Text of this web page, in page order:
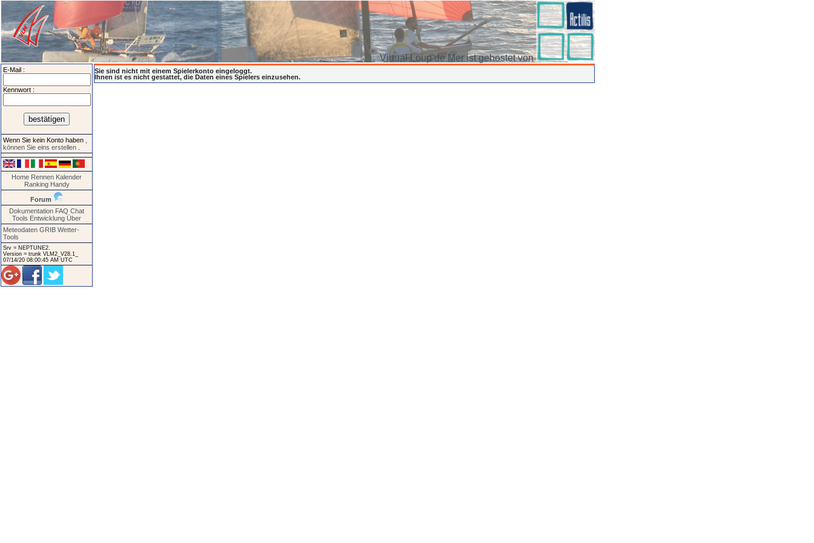
Virtual Loup de Mer ist gehostet von
E-Mail :
Kennwort :
Wenn Sie kein Konto haben
können Sie eins erstellen
Home Rennen Kalender
Ranking Handy
Forum
Dokumentation FAQ Chat
Tools Entwicklung Über
Meteodaten GRIB Wetter-
Tools
Srv = NEPTUNE2.
Version = trunk VLM2_V28.1_
07/14/20 08:00:45 AM UTC
Sie sind nicht mit einem Spielerkonto eingeloggt.
Ihnen ist es nicht gestattet, die Daten eines Spielers einzusehen.